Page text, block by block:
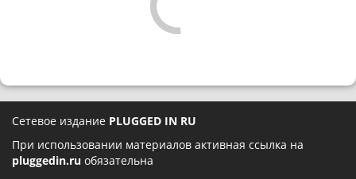
Сетевое издание PLUGGED IN RU
При использовании материалов активная ссылка на
pluggedin.ru обязательна